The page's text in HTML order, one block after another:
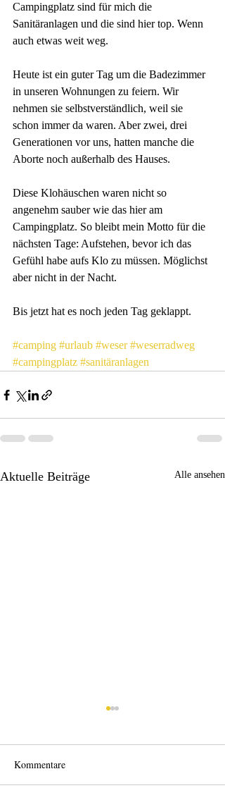
Campingplatz sind für mich die
Sanitäranlagen und die sind hier top. Wenn
auch etwas weit weg.
Heute ist ein guter Tag um die Badezimmer
in unseren Wohnungen zu feiern. Wir
nehmen sie selbstverständlich, weil sie
schon immer da waren. Aber zwei, drei
Generationen vor uns, hatten manche die
Aborte noch außerhalb des Hauses.
Diese Klohäuschen waren nicht so
angenehm sauber wie das hier am
Campingplatz. So bleibt mein Motto für die
nächsten Tage: Aufstehen, bevor ich das
Gefühl habe aufs Klo zu müssen. Möglichst
aber nicht in der Nacht.
Bis jetzt hat es noch jeden Tag geklappt.
#camping #urlaub #weser #weserradweg
#campingplatz #sanitäranlagen
Aktuelle Beiträge Alle ansehen
Kommentare